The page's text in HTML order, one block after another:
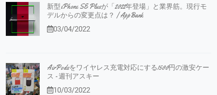
新型iPhone SE Plusが「2022年登場」と業界筋。現行モ
デルからの変更点は？ | AppBank
03/04/2022
AirPodsをワイヤレス充電対応にする1500円の激安ケー
ス - 週刊アスキー
10/03/2022